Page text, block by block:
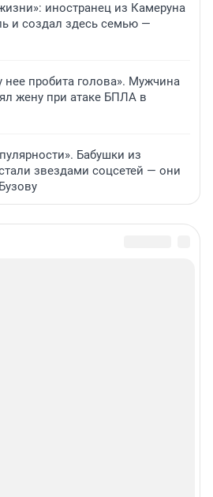
иностранец из Камеруна
и создал здесь семью —
нее пробита голова». Мужчина
жену при атаке БПЛА в
Бабушки из
звездами соцсетей — они